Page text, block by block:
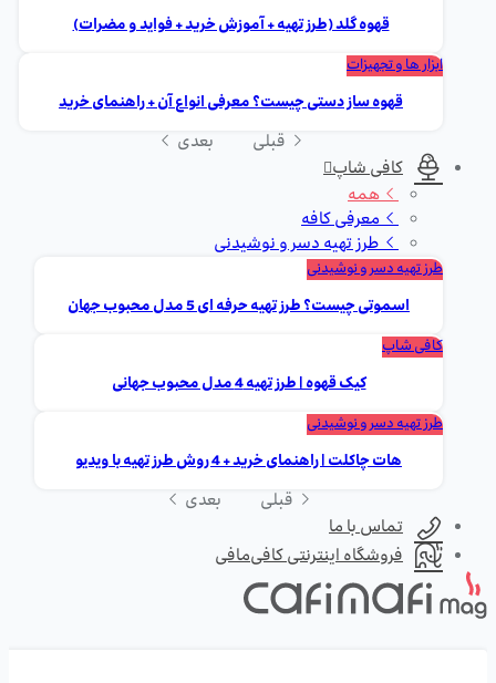
قهوه گلد (طرز تهیه + آموزش خرید + فواید و مضرات)
ابزار ها و تجهیزات
قهوه ساز دستی چیست؟ معرفی انواع آن + راهنمای خرید
قبلی
بعدی
کافی شاپ
همه
معرفی کافه
طرز تهیه دسر و نوشیدنی
طرز تهیه دسر و نوشیدنی
اسموتی چیست؟ طرز تهیه حرفه ای 5 مدل محبوب جهان
کافی شاپ
کیک قهوه | طرز تهیه 4 مدل محبوب جهانی
طرز تهیه دسر و نوشیدنی
هات چاکلت | راهنمای خرید + 4 روش طرز تهیه با ویدیو
قبلی
بعدی
تماس با ما
فروشگاه اینترنتی کافی‌مافی